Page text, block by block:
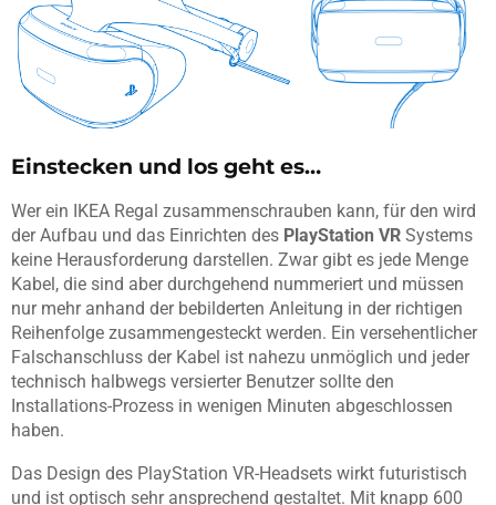
Einstecken und los geht es…
Wer ein IKEA Regal zusammenschrauben kann, für den wird
der Aufbau und das Einrichten des PlayStation VR Systems
keine Herausforderung darstellen. Zwar gibt es jede Menge
Kabel, die sind aber durchgehend nummeriert und müssen
nur mehr anhand der bebilderten Anleitung in der richtigen
Reihenfolge zusammengesteckt werden. Ein versehentlicher
Falschanschluss der Kabel ist nahezu unmöglich und jeder
technisch halbwegs versierter Benutzer sollte den
Installations-Prozess in wenigen Minuten abgeschlossen
haben.
Das Design des PlayStation VR-Headsets wirkt futuristisch
und ist optisch sehr ansprechend gestaltet. Mit knapp 600